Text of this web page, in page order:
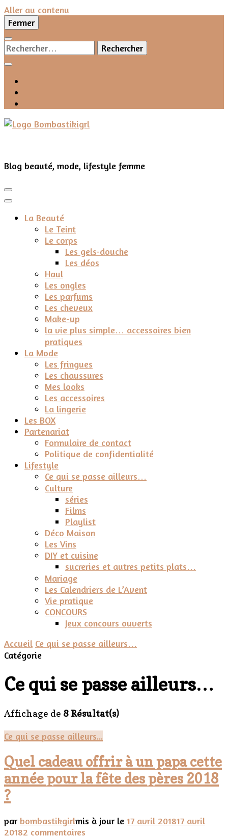
Aller au contenu
Fermer
Rechercher :
Blog beauté, mode, lifestyle femme
La Beauté
Le Teint
Le corps
Les gels-douche
Les déos
Haul
Les ongles
Les parfums
Les cheveux
Make-up
la vie plus simple… accessoires bien
pratiques
La Mode
Les fringues
Les chaussures
Mes looks
Les accessoires
La lingerie
Les BOX
Partenariat
Formulaire de contact
Politique de confidentialité
Lifestyle
Ce qui se passe ailleurs…
Culture
séries
Films
Playlist
Déco Maison
Les Vins
DIY et cuisine
sucreries et autres petits plats…
Mariage
Les Calendriers de L’Avent
Vie pratique
CONCOURS
Jeux concours ouverts
Accueil Ce qui se passe ailleurs…
Catégorie
Ce qui se passe ailleurs…
Affichage de 8 Résultat(s)
Ce qui se passe ailleurs...
Quel cadeau offrir à un papa cette
année pour la fête des pères 2018
?
par bombastikgirlmis à jour le 17 avril 201817 avril
20182 commentaires